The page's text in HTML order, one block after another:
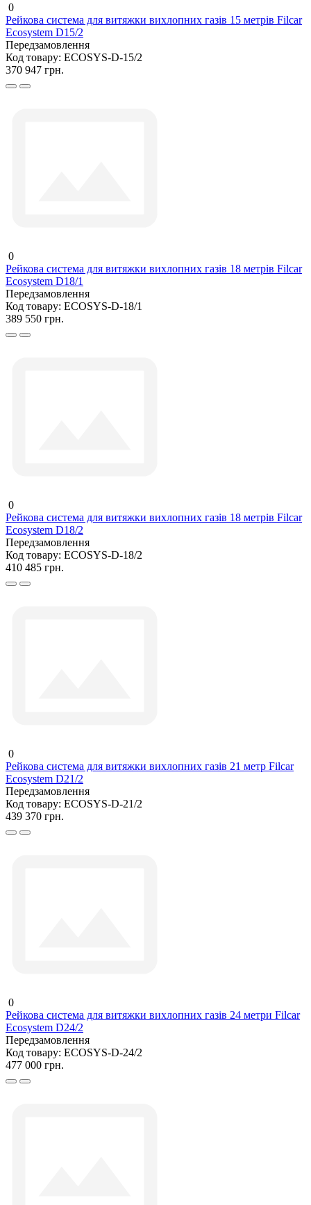
0
Рейкова система для витяжки вихлопних газів 15 метрів Filcar
Ecosystem D15/2
Передзамовлення
Код товару: ECOSYS-D-15/2
370 947 грн.
0
Рейкова система для витяжки вихлопних газів 18 метрів Filcar
Ecosystem D18/1
Передзамовлення
Код товару: ECOSYS-D-18/1
389 550 грн.
0
Рейкова система для витяжки вихлопних газів 18 метрів Filcar
Ecosystem D18/2
Передзамовлення
Код товару: ECOSYS-D-18/2
410 485 грн.
0
Рейкова система для витяжки вихлопних газів 21 метр Filcar
Ecosystem D21/2
Передзамовлення
Код товару: ECOSYS-D-21/2
439 370 грн.
0
Рейкова система для витяжки вихлопних газів 24 метри Filcar
Ecosystem D24/2
Передзамовлення
Код товару: ECOSYS-D-24/2
477 000 грн.